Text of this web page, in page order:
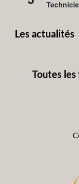
en
Les actualités
Toutes